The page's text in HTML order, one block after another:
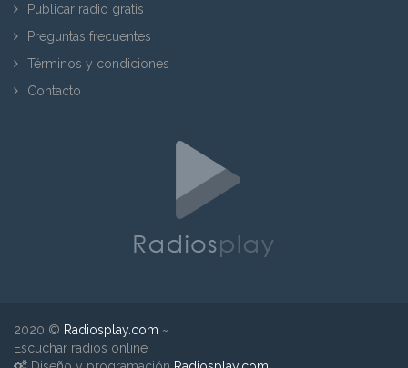
Publicar radio gratis
Preguntas frecuentes
Términos y condiciones
Contacto
2020 © Radiosplay.com ~
Escuchar radios online